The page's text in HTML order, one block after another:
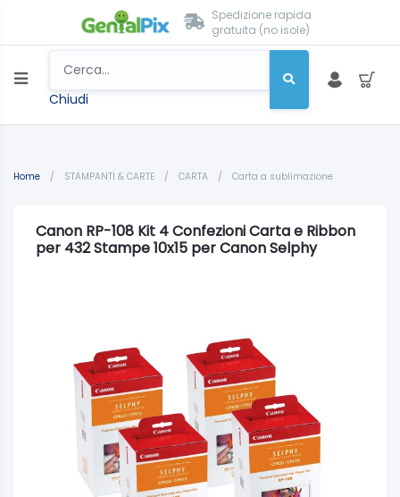
Spedizione rapida
gratuita (no isole)
Chiudi
Home / STAMPANTI & CARTE / CARTA / Carta a sublimazione
Canon RP-108 Kit 4 Confezioni Carta e Ribbon
per 432 Stampe 10x15 per Canon Selphy